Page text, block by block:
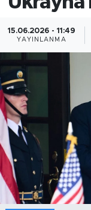
15.06.2026 - 11:49
YAYINLANMA
Politika
Kültür -
Yaşam
Bilim ve
Çin Fuarları
Gündem
Video